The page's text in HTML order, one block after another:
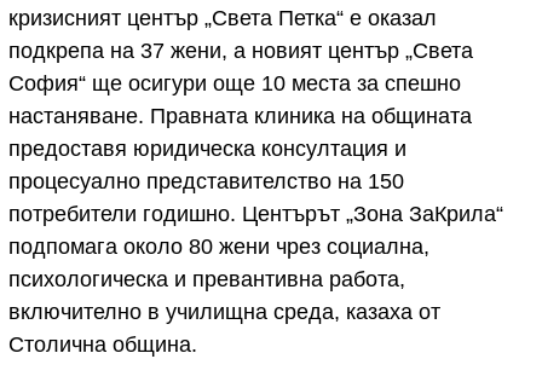
кризисният център „Света Петка“ е оказал
подкрепа на 37 жени, а новият център „Света
София“ ще осигури още 10 места за спешно
настаняване. Правната клиника на общината
предоставя юридическа консултация и
процесуално представителство на 150
потребители годишно. Центърът „Зона ЗаКрила“
подпомага около 80 жени чрез социална,
психологическа и превантивна работа,
включително в училищна среда, казаха от
Столична община.